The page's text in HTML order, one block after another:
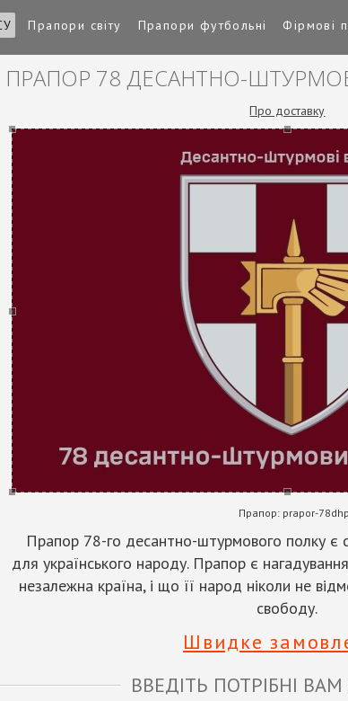
Прапори світу Прапори футбольні Фірмові
ПРАПОР 78 ДЕСАНТНО-
Про доставку
Прапор:prapor-78dhp
Прапор 78-го десантно-штурмового полку є
для українського народу. Прапор є
незалежна країна, і що її народ ніколи не
свободу.
Швидке
ВВЕДІТЬ ПОТРІБНІ